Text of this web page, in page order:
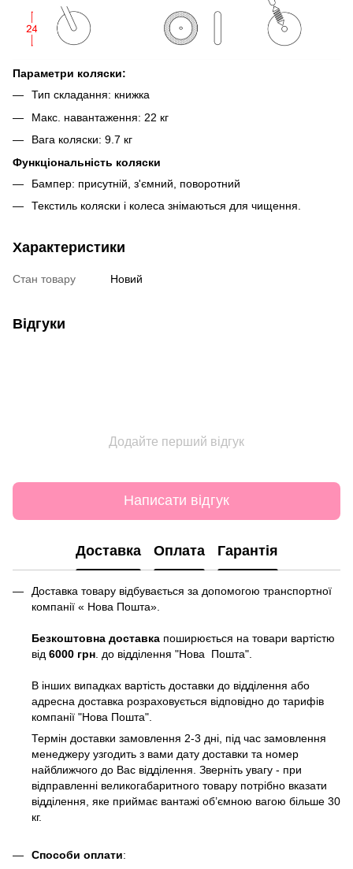
Параметри коляски:
Тип складання: книжка
Макс. навантаження: 22 кг
Вага коляски: 9.7 кг
Функціональність коляски
Бампер: присутній, з'ємний, поворотний
Текстиль коляски і колеса знімаються для чищення.
Характеристики
Стан товару Новий
Відгуки
Додайте перший відгук
Написати відгук
Доставка Оплата Гарантія
Доставка товару відбувається за допомогою транспортної
компанії « Нова Пошта».
Безкоштовна доставка поширюється на товари вартістю
від 6000 грн . до відділення "Нова Пошта".
В інших випадках вартість доставки до відділення або
адресна доставка розраховується відповідно до тарифів
компанії "Нова Пошта".
Термін доставки замовлення 2-3 дні, під час замовлення
менеджеру узгодить з вами дату доставки та номер
найближчого до Вас відділення. Зверніть увагу - при
відправленні великогабаритного товару потрібно вказати
відділення, яке приймає вантажі об’ємною вагою більше 30
кг.
Способи оплати: